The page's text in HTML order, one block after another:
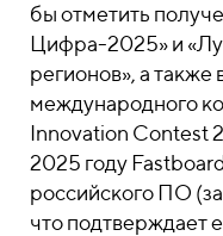
бы отметить
Цифра-2025» и
регионов», а также
международного
Innovation Contest
2025 году
российского ПО
что подтверждает